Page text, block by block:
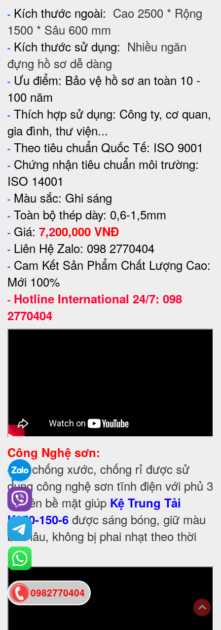
- Kích thước ngoài: Cao 2500 * Rộng
1500 * Sâu 600 mm
- Kích thước sử dụng: Nhiều ngăn
đựng hồ sơ dễ dàng
- Ưu điểm: Bảo vệ hồ sơ an toàn 10 -
100 năm
- Thích hợp sử dụng: Công ty, cơ quan,
gia đình, thư viện...
- Theo tiêu chuẩn Quốc Tế: ISO 9001
- Chứng nhận tiêu chuẩn môi trường:
ISO 14001
- Màu sắc: Ghi sáng
- Toàn bộ thép dày: 0,6-1,5mm
- Giá: 7,200,000 VNĐ
- Liên Hệ Zalo: 098 2770404
- Cam Kết Sản Phẩm Chất Lượng Cao:
Mới 100%
- Hotline International 24/7: 098
2770404
Công Nghệ sơn:
-Để chống xước, chống rỉ được sử
dụng công nghệ sơn tĩnh điện với phủ 3
lớp lên bề mặt giúp Kệ Trung Tải
K250-150-6 được sáng bóng, giữ màu
bền lâu, không bị phai nhạt theo thời
gian.
0982770404